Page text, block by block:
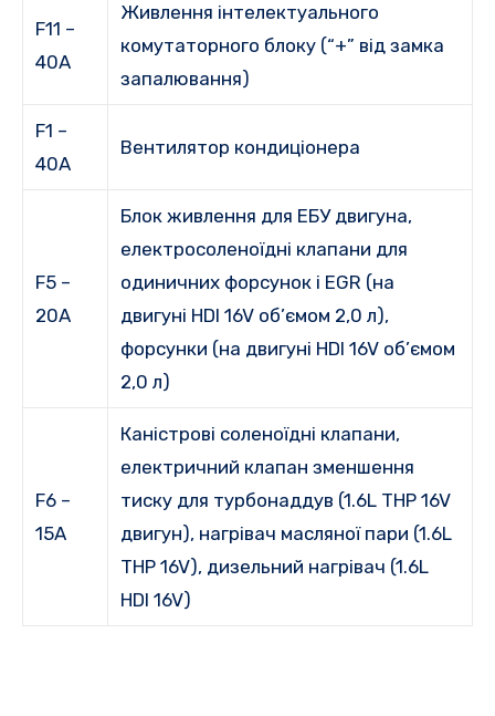
F11 –
40A
Живлення інтелектуального
комутаторного блоку (“+” від замка
запалювання)
F1 –
40A
Вентилятор кондиціонера
F5 –
20A
Блок живлення для ЕБУ двигуна,
електросоленоїдні клапани для
одиничних форсунок і EGR (на
двигуні HDI 16V об’ємом 2,0 л),
форсунки (на двигуні HDI 16V об’ємом
2,0 л)
F6 –
15A
Каністрові соленоїдні клапани,
електричний клапан зменшення
тиску для турбонаддув (1.6L THP 16V
двигун), нагрівач масляної пари (1.6L
THP 16V), дизельний нагрівач (1.6L
HDI 16V)